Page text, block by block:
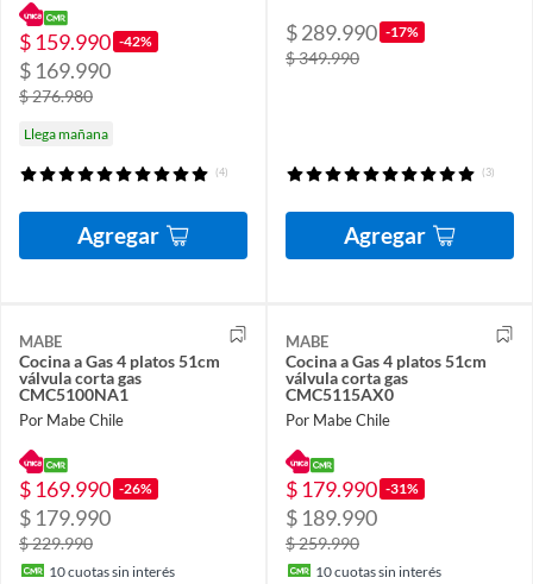
$ 159.990 -42%
$ 169.990
$ 276.980
Llega mañana
(4)
Agregar
$ 289.990 -17%
$ 349.990
(3)
Agregar
MABE
Cocina a Gas 4 platos 51cm
válvula corta gas
CMC5100NA1
Por Mabe Chile
$ 169.990 -26%
$ 179.990
$ 229.990
10cuotas sin interés
MABE
Cocina a Gas 4 platos 51cm
válvula corta gas
CMC5115AX0
Por Mabe Chile
$ 179.990 -31%
$ 189.990
$ 259.990
10cuotas sin interés